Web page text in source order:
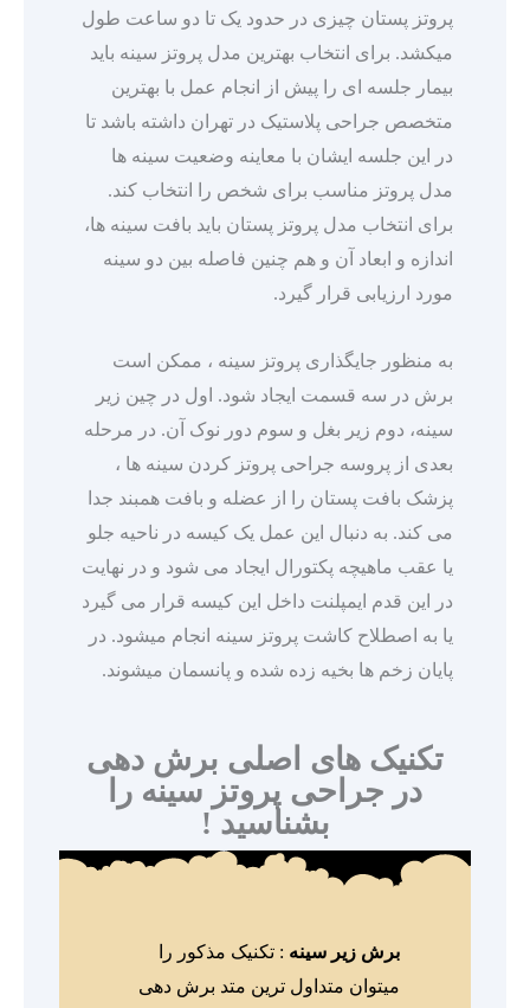
پروتز پستان چیزی در حدود یک تا دو ساعت طول
میکشد. برای انتخاب بهترین مدل پروتز سینه باید
بیمار جلسه ای را پیش از انجام عمل با بهترین
متخصص جراحی پلاستیک در تهران داشته باشد تا
در این جلسه ایشان با معاینه وضعیت سینه ها
مدل پروتز مناسب برای شخص را انتخاب کند.
برای انتخاب مدل پروتز پستان باید بافت سینه ها،
اندازه و ابعاد آن و هم چنین فاصله بین دو سینه
مورد ارزیابی قرار گیرد.
به منظور جایگذاری پروتز سینه ، ممکن است
برش در سه قسمت ایجاد شود. اول در چین زیر
سینه، دوم زیر بغل و سوم دور نوک آن. در مرحله
بعدی از پروسه جراحی پروتز کردن سینه ها ،
پزشک بافت پستان را از عضله و بافت همبند جدا
می کند. به دنبال این عمل یک کیسه در ناحیه جلو
یا عقب ماهیچه پکتورال ایجاد می شود و در نهایت
در این قدم ایمپلنت داخل این کیسه قرار می گیرد
یا به اصطلاح کاشت پروتز سینه انجام میشود. در
پایان زخم ها بخیه زده شده و پانسمان میشوند.
تکنیک های اصلی برش دهی
در جراحی پروتز سینه را
بشناسید !
برش زیر سینه : تکنیک مذکور را
میتوان متداول ترین متد برش دهی